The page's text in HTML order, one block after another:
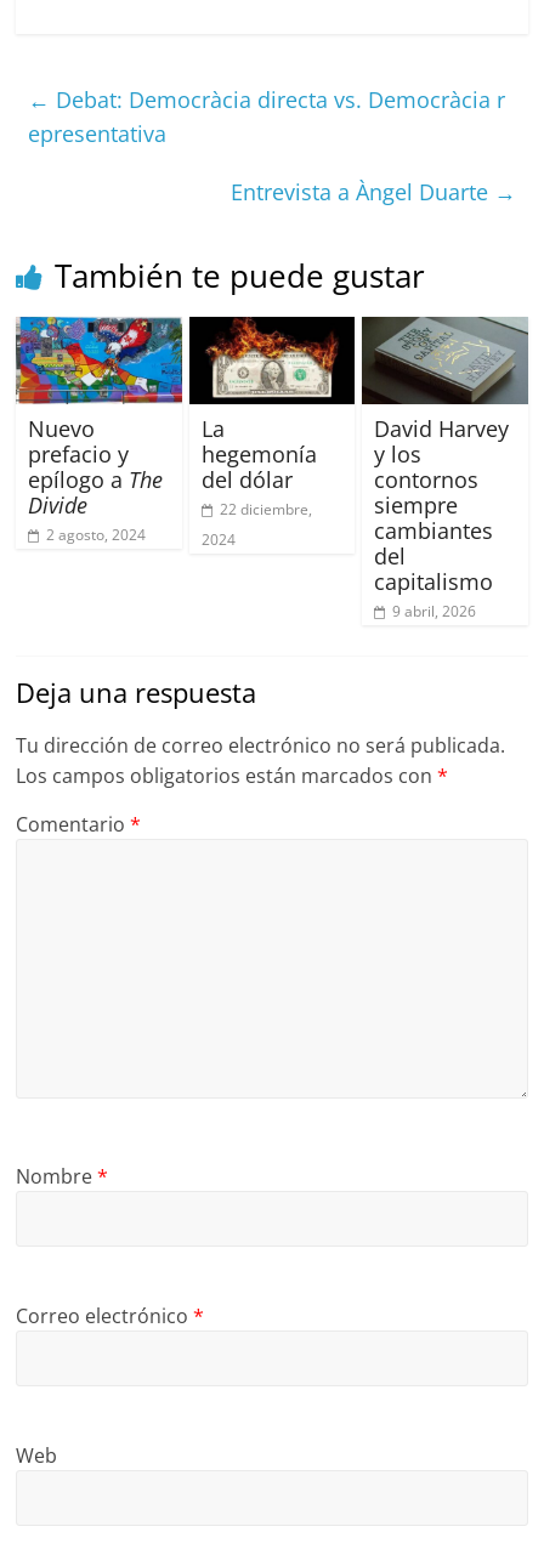
e
b
l s h a l p
← Debat: Democràcia directa vs. Democràcia r
epresentativa
Entrevista a Àngel Duarte →
También te puede gustar
Nuevo
prefacio y
epílogo a The
Divide
2 agosto, 2024
La
hegemonía
del dólar
22 diciembre,
2024
David Harvey
y los
contornos
siempre
cambiantes
del
capitalismo
9 abril, 2026
Deja una respuesta
Tu dirección de correo electrónico no será publicada.
Los campos obligatorios están marcados con*
Comentario*
Nombre*
Correo electrónico*
Web